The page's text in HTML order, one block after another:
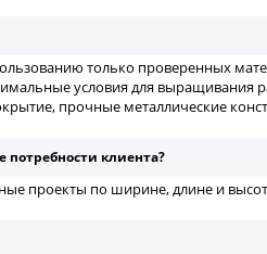
только проверенных
условия для выращивания
прочные металлические
потребности клиента?
проекты по ширине, длине и